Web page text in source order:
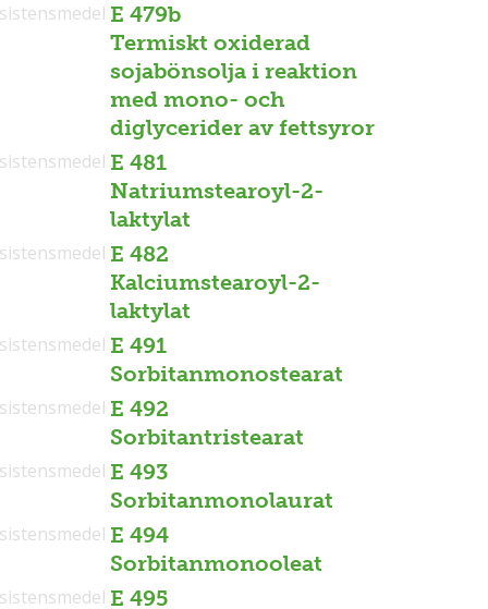
E 479b
Termiskt oxiderad
sojabönsolja i reaktion
med mono- och
diglycerider av fettsyror
E 481
Natriumstearoyl-2-
laktylat
E 482
Kalciumstearoyl-2-
laktylat
E 491
Sorbitanmonostearat
E 492
Sorbitantristearat
E 493
Sorbitanmonolaurat
E 494
Sorbitanmonooleat
E 495